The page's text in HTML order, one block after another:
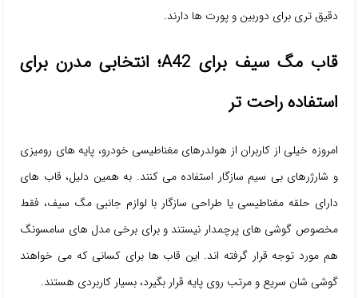
دقیق تری برای دوربین و پورت ها دارند.
قاب مگ سیف برای A42؛ انتخابی مدرن برای
استفاده راحت تر
امروزه خیلی از کاربران از هولدرهای مغناطیسی خودرو، پایه های رومیزی
و شارژرهای بی سیم سازگار استفاده می کنند. به همین دلیل، قاب های
دارای حلقه مغناطیسی یا طراحی سازگار با لوازم جانبی مگ سیف، فقط
مخصوص گوشی های پرچمدار نیستند و برای برخی مدل های سامسونگ
هم مورد توجه قرار گرفته اند. این قاب ها برای کسانی که می خواهند
گوشی شان سریع و مرتب روی پایه قرار بگیرد، بسیار کاربردی هستند.